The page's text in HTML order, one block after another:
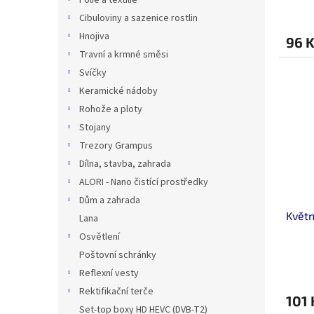
Cibuloviny a sazenice rostlin
Hnojiva
Travní a krmné směsi
Svíčky
Keramické nádoby
Rohože a ploty
Stojany
Trezory Grampus
Dílna, stavba, zahrada
ALORI - Nano čistící prostředky
Dům a zahrada
Lana
Osvětlení
Poštovní schránky
Reflexní vesty
Rektifikační terče
Set-top boxy HD HEVC (DVB-T2)
je
0,0
96
101